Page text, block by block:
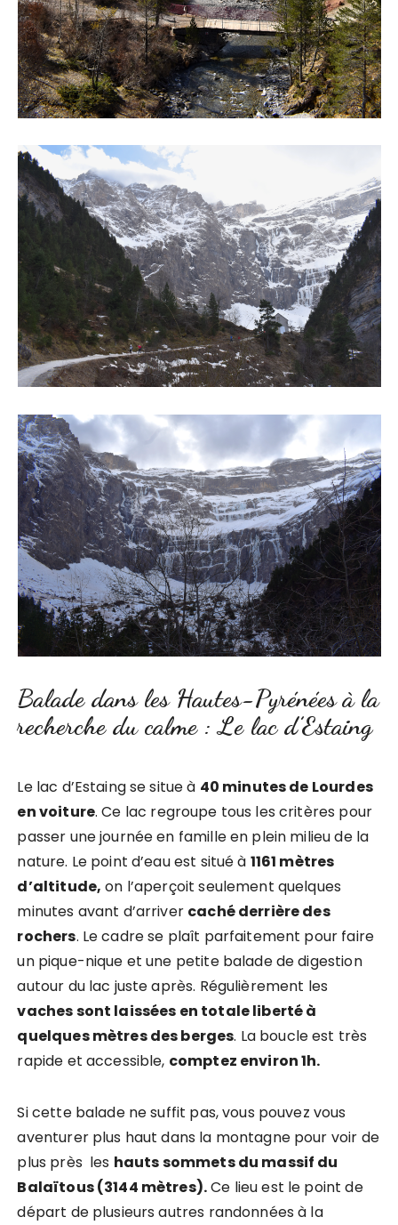
Balade dans les Hautes-Pyrénées à la
recherche du calme : Le lac d’Estaing
Le lac d’Estaing se situe à 40 minutes de Lourdes
en voiture. Ce lac regroupe tous les critères pour
passer une journée en famille en plein milieu de la
nature. Le point d’eau est situé à 1161 mètres
d’altitude, on l’aperçoit seulement quelques
minutes avant d’arriver caché derrière des
rochers. Le cadre se plaît parfaitement pour faire
un pique-nique et une petite balade de digestion
autour du lac juste après. Régulièrement les
vaches sont laissées en totale liberté à
quelques mètres des berges. La boucle est très
rapide et accessible, comptez environ 1h.
Si cette balade ne suffit pas, vous pouvez vous
aventurer plus haut dans la montagne pour voir de
plus près les hauts sommets du massif du
Balaïtous (3144 mètres).Ce lieu est le point de
départ de plusieurs autres randonnées à la